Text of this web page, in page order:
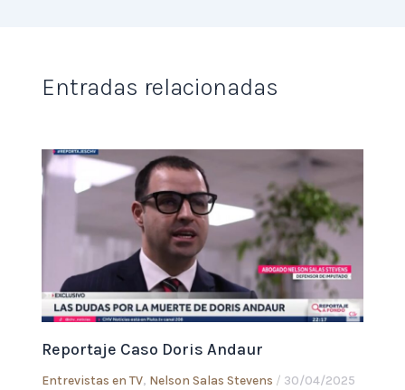
Entradas relacionadas
Reportaje Caso Doris Andaur
Entrevistas en TV, Nelson Salas Stevens / 30/04/2025